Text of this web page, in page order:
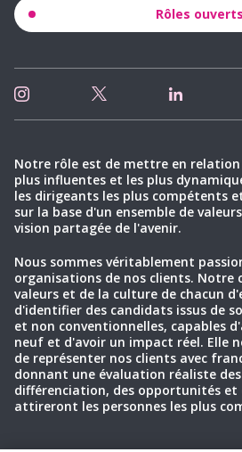
Rôles ouverts
Notre rôle est de mettre en
plus influentes et les plus
les dirigeants les plus compétents
sur la base d'un ensemble de
vision partagée de l'avenir.
Nous sommes véritablement
organisations de nos clients. Notre
valeurs et de la culture de chacun
d'identifier des candidats issus de
et non conventionnelles, capables
neuf et d'avoir un impact réel. Elle
de représenter nos clients avec
donnant une évaluation réaliste
différenciation, des opportunités et
attireront les personnes les plus